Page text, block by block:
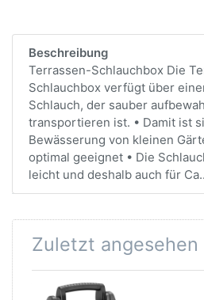
Beschreibung
Terrassen-Schlauchbox Die
Schlauchbox verfügt über
Schlauch, der sauber
transportieren ist. • Damit ist
Bewässerung von kleinen
optimal geeignet • Die
leicht und deshalb auch für
Zuletzt angesehen